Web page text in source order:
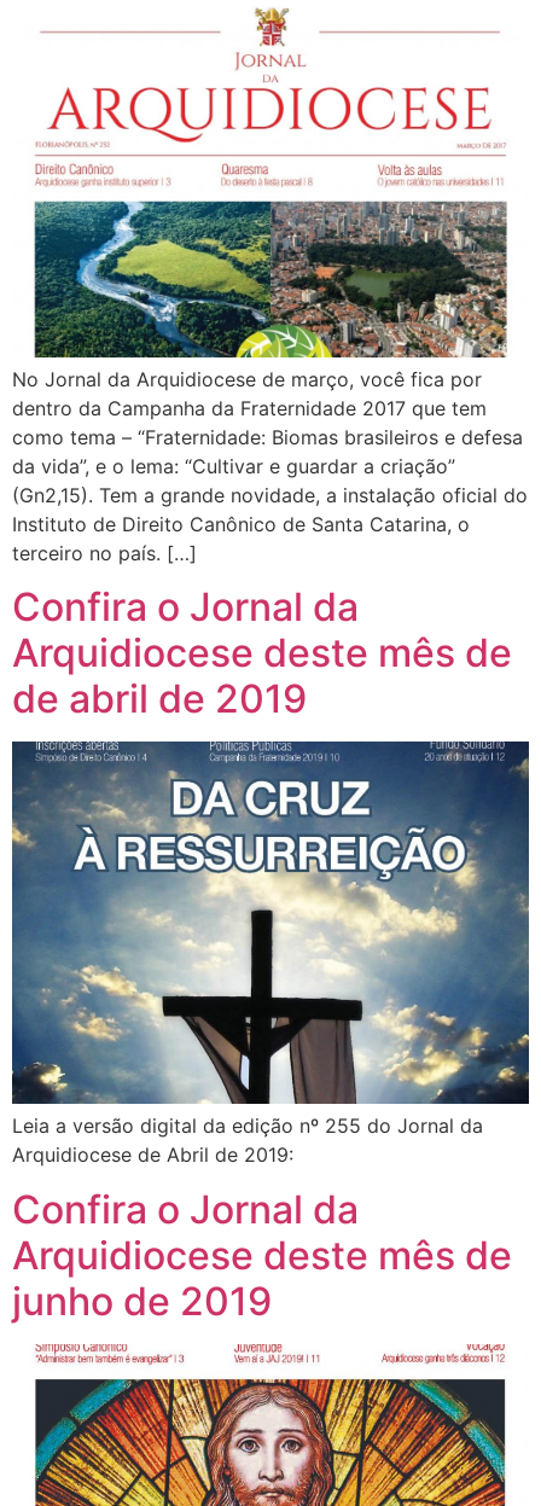
No Jornal da Arquidiocese de março, você fica por
dentro da Campanha da Fraternidade 2017 que tem
como tema – “Fraternidade: Biomas brasileiros e defesa
da vida”, e o lema: “Cultivar e guardar a criação”
(Gn2,15). Tem a grande novidade, a instalação oficial do
Instituto de Direito Canônico de Santa Catarina, o
terceiro no país. […]
Confira o Jornal da
Arquidiocese deste mês de
de abril de 2019
Leia a versão digital da edição nº 255 do Jornal da
Arquidiocese de Abril de 2019:
Confira o Jornal da
Arquidiocese deste mês de
junho de 2019